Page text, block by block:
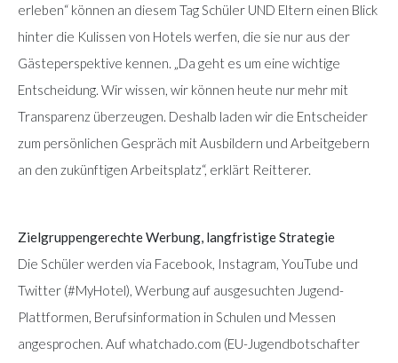
erleben“ können an diesem Tag Schüler UND Eltern einen Blick
hinter die Kulissen von Hotels werfen, die sie nur aus der
Gästeperspektive kennen. „Da geht es um eine wichtige
Entscheidung. Wir wissen, wir können heute nur mehr mit
Transparenz überzeugen. Deshalb laden wir die Entscheider
zum persönlichen Gespräch mit Ausbildern und Arbeitgebern
an den zukünftigen Arbeitsplatz“, erklärt Reitterer.
Zielgruppengerechte Werbung, langfristige Strategie
Die Schüler werden via Facebook, Instagram, YouTube und
Twitter (#MyHotel), Werbung auf ausgesuchten Jugend-
Plattformen, Berufsinformation in Schulen und Messen
angesprochen. Auf whatchado.com (EU-Jugendbotschafter